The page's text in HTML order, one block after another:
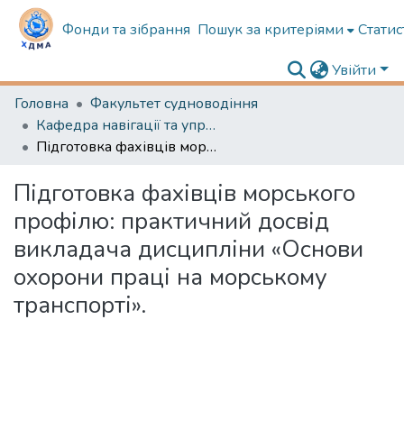
Фонди та зібрання Пошук за критеріями
Увійти
Головна
Факультет судноводіння
Кафедра навігації та управління судном
Підготовка фахівців морського профілю: практичний досвід викладача дисципліни «Основи охорони праці на морському транспорті».
Підготовка фахівців морського
профілю: практичний досвід
викладача дисципліни «Основи
охорони праці на морському
транспорті».